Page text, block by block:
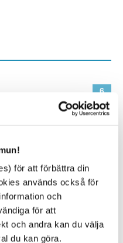
för att förbättra din
används också för
och
för att
och andra kan du välja
du kan göra.
6